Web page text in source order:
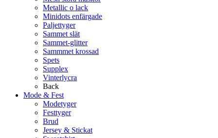
Metallic o lack
Minidots enfärgade
Paljettyger
Sammet slät
Sammet-glitter
Sammmet krossad
Spets
Supplex
Vinterlycra
Back
Mode & Fest
Modetyger
Festtyger
Brud
Jersey & Stickat